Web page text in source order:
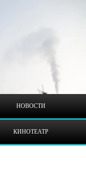
НОВОСТИ
КИНОТЕАТР